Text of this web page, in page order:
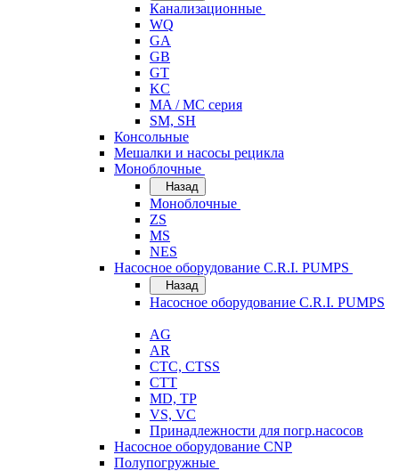
Канализационные
WQ
GA
GB
GT
KC
MA / MC серия
SM, SH
Консольные
Мешалки и насосы рецикла
Моноблочные
Назад
Моноблочные
ZS
MS
NES
Насосное оборудование C.R.I. PUMPS
Назад
Насосное оборудование C.R.I. PUMPS
AG
AR
CTC, CTSS
CTT
MD, TP
VS, VC
Принадлежности для погр.насосов
Насосное оборудование CNP
Полупогружные